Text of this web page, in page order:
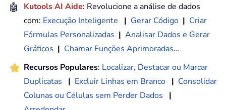
🤖 Kutools AI Aide: Revolucione a análise de dados
com: Execução Inteligente | Gerar Código | Criar
Fórmulas Personalizadas | Analisar Dados e Gerar
Gráficos | Chamar Funções Aprimoradas…
Recursos Populares: Localizar, Destacar ou Marcar
Duplicatas
| Excluir Linhas em Branco | Consolidar
Colunas ou Células sem Perder Dados
|